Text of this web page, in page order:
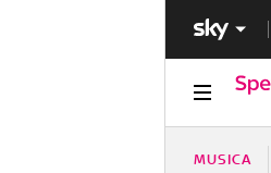
MUSICA